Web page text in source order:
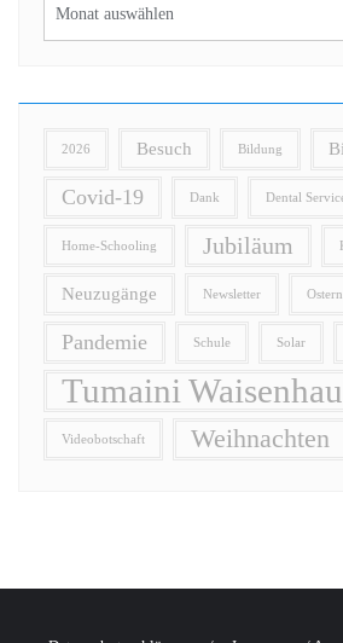
2026 Besuch Bildung
Covid-19 Dank Dental
Home-Schooling Jubiläum
Neuzugänge Newsletter Ostern
Pandemie Schule Solar
Tumaini
Videobotschaft Weihnachten